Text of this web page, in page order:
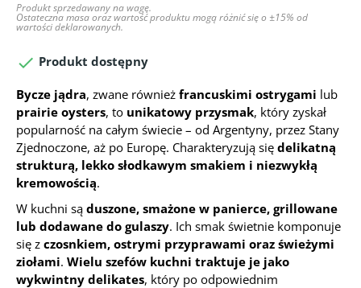
Produkt sprzedawany na wagę.
Ostateczna masa oraz wartość produktu mogą różnić się o ±15% od
wartości deklarowanych.
 Produkt dostępny
Bycze jądra, zwane również francuskimi ostrygami lub
prairie oysters, to unikatowy przysmak, który zyskał
popularność na całym świecie – od Argentyny, przez Stany
Zjednoczone, aż po Europę. Charakteryzują się delikatną
strukturą, lekko słodkawym smakiem i niezwykłą
kremowością.
W kuchni są duszone, smażone w panierce, grillowane
lub dodawane do gulaszy. Ich smak świetnie komponuje
się z czosnkiem, ostrymi przyprawami oraz świeżymi
ziołami. Wielu szefów kuchni traktuje je jako
wykwintny delikates, który po odpowiednim